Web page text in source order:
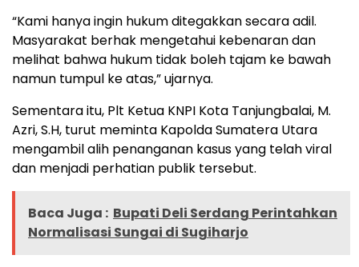
“Kami hanya ingin hukum ditegakkan secara adil.
Masyarakat berhak mengetahui kebenaran dan
melihat bahwa hukum tidak boleh tajam ke bawah
namun tumpul ke atas,” ujarnya.
Sementara itu, Plt Ketua KNPI Kota Tanjungbalai, M.
Azri, S.H, turut meminta Kapolda Sumatera Utara
mengambil alih penanganan kasus yang telah viral
dan menjadi perhatian publik tersebut.
Baca Juga : Bupati Deli Serdang Perintahkan
Normalisasi Sungai di Sugiharjo